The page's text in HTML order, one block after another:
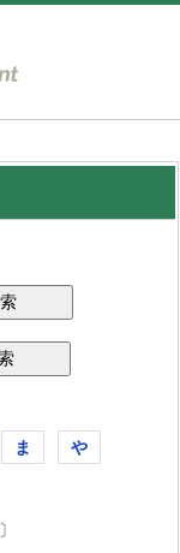
ま や
〕